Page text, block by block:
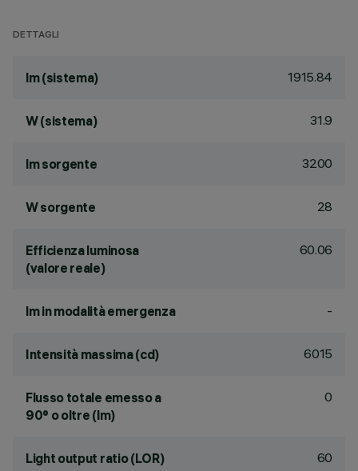
DETTAGLI
lm (sistema) 1915.84
W (sistema) 31.9
lm sorgente 3200
W sorgente 28
Efficienza luminosa
(valore reale)
60.06
lm in modalità emergenza -
Intensità massima (cd) 6015
Flusso totale emesso a
90° o oltre (lm)
0
Light output ratio (LOR) 60